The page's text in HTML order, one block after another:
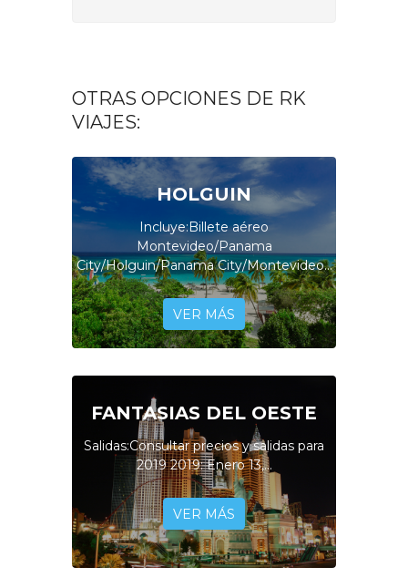
OTRAS OPCIONES DE RK
VIAJES:
HOLGUIN
Incluye:Billete aéreo
Montevideo/Panama
City/Holguin/Panama City/Montevideo...
VER MÁS
FANTASIAS DEL OESTE
Salidas:Consultar precios y salidas para
2019 2019: Enero 13,...
VER MÁS